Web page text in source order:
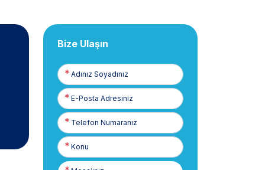
Bize Ulaşın
Adınız
Soyadınız
E-
Posta
Telefon
Numaranız